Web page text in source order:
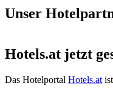
Unser
Hotels.at jetzt
Das Hotelportal Hotels.at